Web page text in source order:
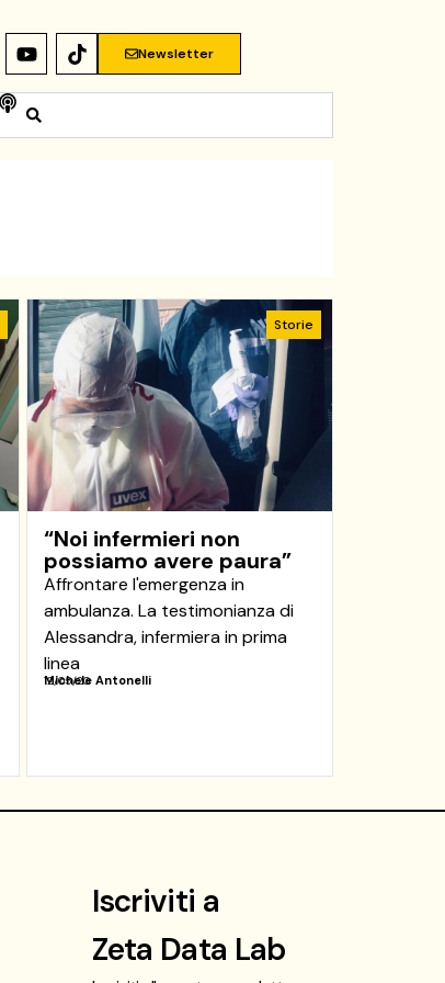
Newsletter
Storie
“Noi infermieri non
possiamo avere paura”
Affrontare l'emergenza in
ambulanza. La testimonianza di
Alessandra, infermiera in prima
linea
12/05/20
Michele Antonelli
Iscriviti a
Zeta Data Lab